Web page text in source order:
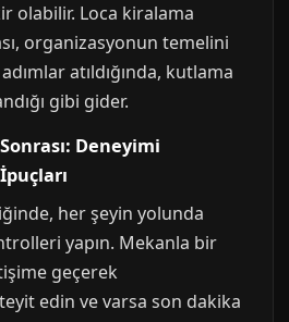
olabilir. Loca kiralama
organizasyonun temelini
atıldığında, kutlama
gibi gider.
Deneyimi
her şeyin yolunda
yapın. Mekanla bir
geçerek
edin ve varsa son dakika